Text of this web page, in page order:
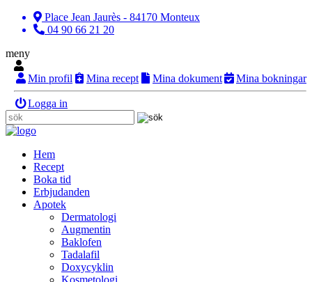
Place Jean Jaurès - 84170 Monteux
04 90 66 21 20
meny
Min profil Mina recept Mina dokument Mina bokningar
Logga in
Hem
Recept
Boka tid
Erbjudanden
Apotek
Dermatologi
Augmentin
Baklofen
Tadalafil
Doxycyklin
Kosmetologi